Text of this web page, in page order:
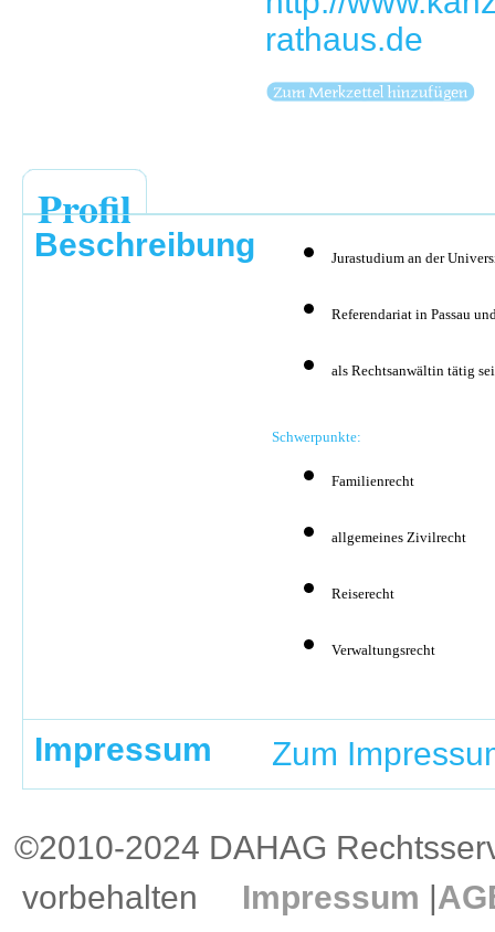
rathaus.de
Profil
Beschreibung Jurastudium an der
Referendariat in Passau
als Rechtsanwältin tätig
Schwerpunkte:
Familienrecht
allgemeines Zivilrecht
Reiserecht
Verwaltungsrecht
Impressum Zum
©2010-2024 DAHAG
vorbehalten Impressum |